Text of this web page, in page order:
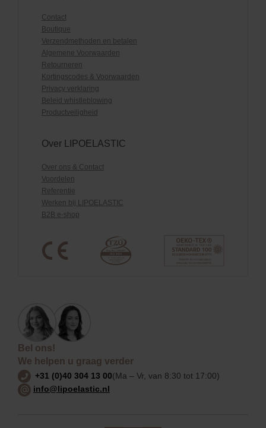
Contact
Boutique
Verzendmethoden en betalen
Algemene Voorwaarden
Retourneren
Kortingscodes & Voorwaarden
Privacy verklaring
Beleid whistleblowing
Productveiligheid
Over LIPOELASTIC
Over ons & Contact
Voordelen
Referentie
Werken bij LIPOELASTIC
B2B e-shop
Bel ons!
We helpen u graag verder
+31 (0)40 304 13 00(Ma – Vr, van 8:30 tot 17:00)
info@lipoelastic.nl